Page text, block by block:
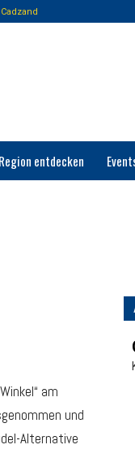
Cadzand
Region entdecken
am
und
Alternative